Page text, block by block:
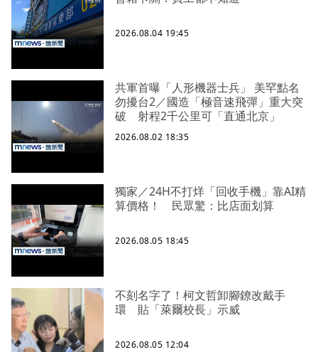
2026.08.04 19:45
共軍首曝「人形機器士兵」 美罕點名
勿擾台2／國造「極音速飛彈」重大突
破 射程2千公里可「直通北京」
2026.08.02 18:35
獨家／24H不打烊「回收手機」靠AI精
算價格！ 民眾驚：比店面划算
2026.08.05 18:45
不刻名字了！柯文哲卸腳鐐改戴手
環 貼「萊爾校長」示威
2026.08.05 12:04